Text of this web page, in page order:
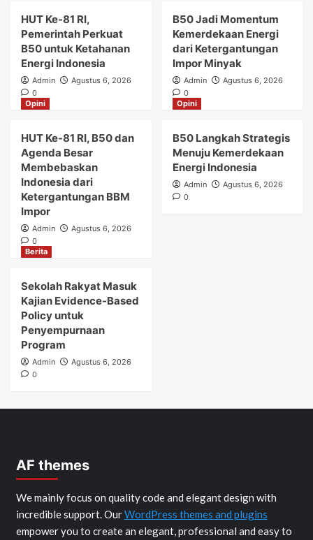
HUT Ke-81 RI,
Pemerintah Perkuat
B50 untuk Ketahanan
Energi Indonesia
Admin
Agustus 6, 2026
0
B50 Jadi Momentum
Kemerdekaan Energi
dari Ketergantungan
Impor Minyak
Admin
Agustus 6, 2026
0
Opini
HUT Ke-81 RI, B50 dan
Agenda Besar
Membebaskan
Indonesia dari
Ketergantungan BBM
Impor
Admin
Agustus 6, 2026
0
Opini
B50 Langkah Strategis
Menuju Kemerdekaan
Energi Indonesia
Admin
Agustus 6, 2026
0
Berita
Sekolah Rakyat Masuk
Kajian Evidence-Based
Policy untuk
Penyempurnaan
Program
Admin
Agustus 6, 2026
0
AF themes
We mainly focus on quality code and elegant design with
incredible support. OurWordPress themes and plugins
empower you to create an elegant, professional and easy to